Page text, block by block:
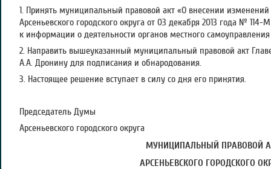
1. Принять муниципальный правовой акт «О внесении
Арсеньевского городского округа от 03 декабря 2013 года №
к информации о деятельности органов местного самоуправления
2. Направить вышеуказанный муниципальный правовой акт Главе
А.А. Дронину для подписания и обнародования.
3. Настоящее решение вступает в силу со дня его принятия.
Председатель Думы
Арсеньевского городского округа
МУНИЦИПАЛЬНЫЙ ПРАВОВОЙ
АРСЕНЬЕВСКОГО ГОРОДСКОГО